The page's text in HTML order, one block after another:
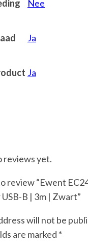
Nee
Ja
Ja
reviews yet.
review “Ewent
USB-B | 3m | Zwart”
will not be
are marked *